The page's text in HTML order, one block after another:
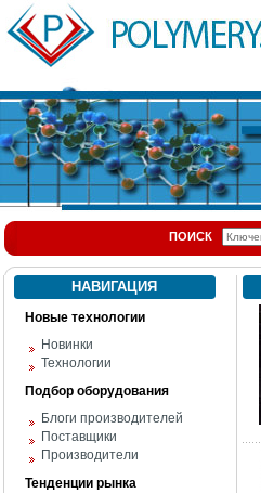
ПОИСК
НАВИГАЦИЯ
Новые технологии
Новинки
Технологии
Подбор оборудования
Блоги производителей
Поставщики
Производители
Тенденции рынка